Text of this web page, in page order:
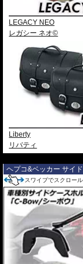
LEGACY NEO
レガシー ネオ©
Liberty
リバティ
ヘプコ&ベッカー サイ
スワイプでスクロー